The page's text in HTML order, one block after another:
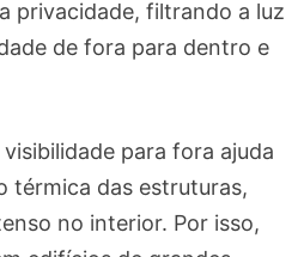
privacidade, filtrando a luz
de fora para dentro e
para fora ajuda
térmica das estruturas,
no interior. Por isso,